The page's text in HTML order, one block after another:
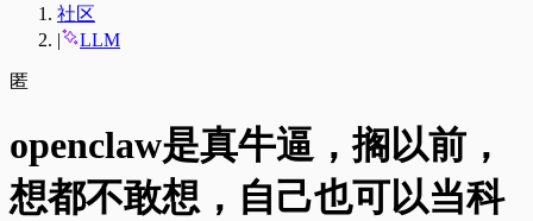
社区
|
LLM
匿
openclaw是真牛逼，搁以前，
想都不敢想，自己也可以当科